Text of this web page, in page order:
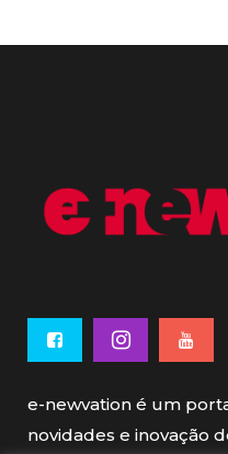
e-newvation é um
novidades e inovação